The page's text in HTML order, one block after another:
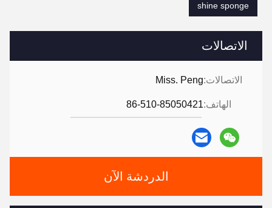
الاتصالات
الاتصالات:Miss. Peng
الهاتف:86-510-85050421
الدردشة الآن
shine sponge